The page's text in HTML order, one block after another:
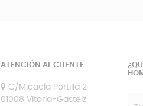
ATENCIÓN AL CLIENTE
C/Micaela Portilla 2
01008 Vitoria-Gasteiz